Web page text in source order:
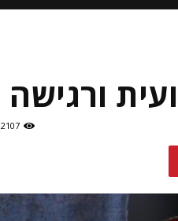
ורגישה
2107